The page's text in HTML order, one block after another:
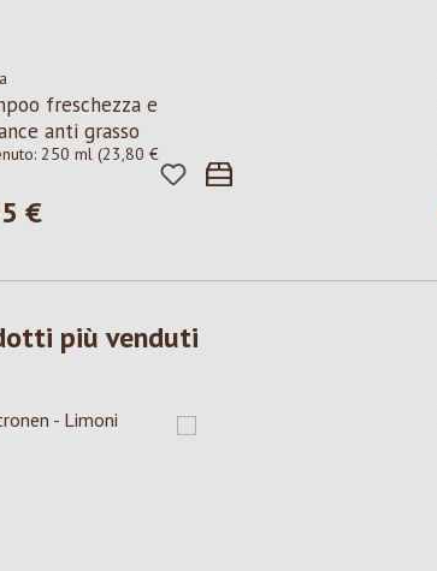
freschezza e
anti grasso
250 ml (23,80 €
normale:
€
più venduti